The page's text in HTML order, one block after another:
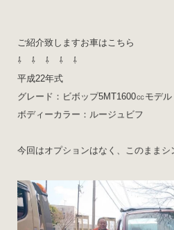
ご紹介致しますお車はこちら
⇩ ⇩ ⇩ ⇩ ⇩
平成22年式
グレード：ビボップ5MT1600㏄モデル
ボディーカラー：ルージュビフ
今回はオプションはなく、このままシ